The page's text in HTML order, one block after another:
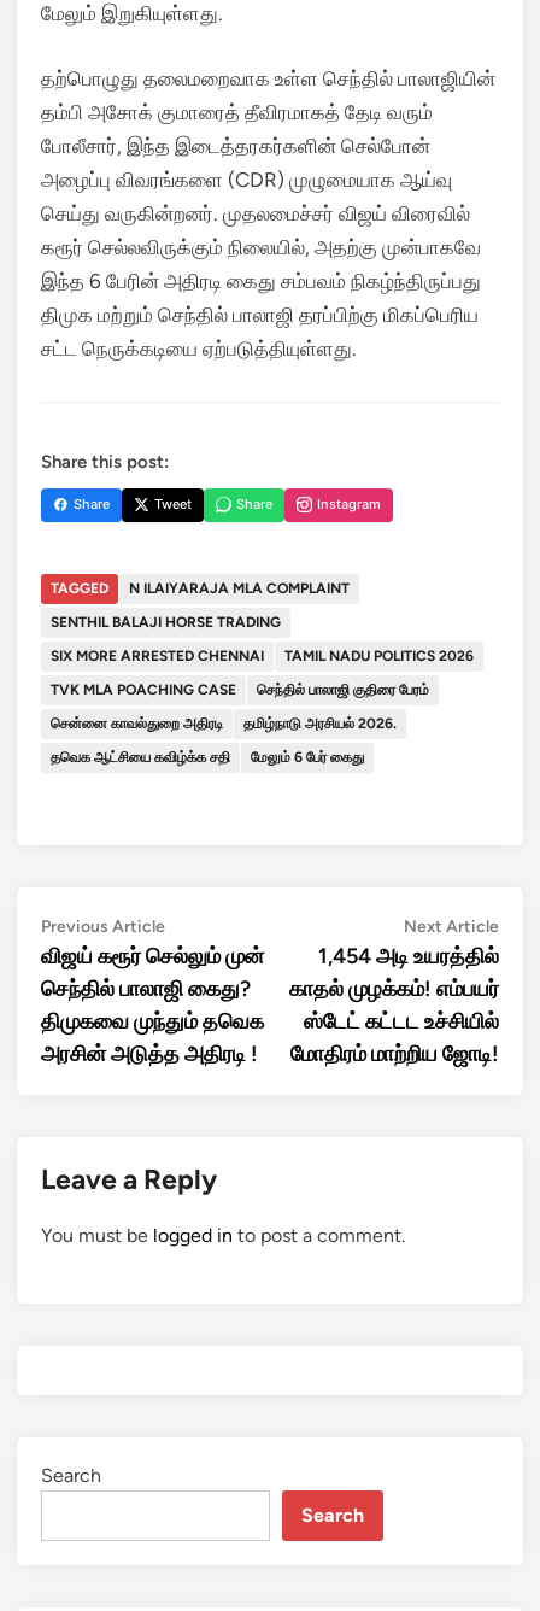
மேலும் இறுகியுள்ளது.
தற்பொழுது தலைமறைவாக உள்ள செந்தில் பாலாஜியின்
தம்பி அசோக் குமாரைத் தீவிரமாகத் தேடி வரும்
போலீசார், இந்த இடைத்தரகர்களின் செல்போன்
அழைப்பு விவரங்களை (CDR) முழுமையாக ஆய்வு
செய்து வருகின்றனர். முதலமைச்சர் விஜய் விரைவில்
கரூர் செல்லவிருக்கும் நிலையில், அதற்கு முன்பாகவே
இந்த 6 பேரின் அதிரடி கைது சம்பவம் நிகழ்ந்திருப்பது
திமுக மற்றும் செந்தில் பாலாஜி தரப்பிற்கு மிகப்பெரிய
சட்ட நெருக்கடியை ஏற்படுத்தியுள்ளது.
Share this post:
Share Tweet Share Instagram
TAGGED
N ILAIYARAJA MLA COMPLAINT
SENTHIL BALAJI HORSE TRADING
SIX MORE ARRESTED CHENNAI
TAMIL NADU POLITICS 2026
TVK MLA POACHING CASE
செந்தில் பாலாஜி குதிரை பேரம்
சென்னை காவல்துறை அதிரடி
தமிழ்நாடு அரசியல் 2026.
தவெக ஆட்சியை கவிழ்க்க சதி
மேலும் 6 பேர் கைது
Post
navigation
Previous ArticlePrevious
article:
விஜய் கரூர் செல்லும் முன்
செந்தில் பாலாஜி கைது?
திமுகவை முந்தும் தவெக
அரசின் அடுத்த அதிரடி !
Next ArticleNext
1,454 அடி உயரத்தில்
காதல் முழக்கம்! எம்பயர்
ஸ்டேட் கட்டட உச்சியில்
மோதிரம் மாற்றிய ஜோடி!
Leave a Reply
You must be logged in to post a comment.